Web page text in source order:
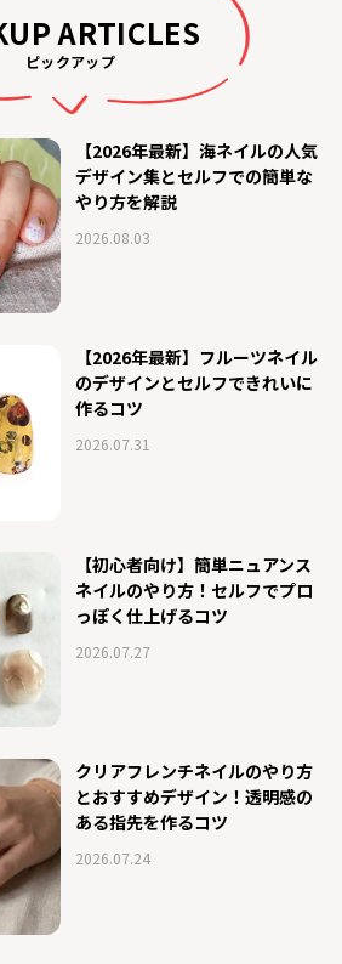
ARTICLES
ピックアップ
【2026年最新】海ネイルの人気
デザイン集とセルフでの簡単な
やり方を解説
2026.08.03
【2026年最新】フルーツネイル
のデザインとセルフできれいに
作るコツ
2026.07.31
【初心者向け】簡単ニュアンス
ネイルのやり方！セルフでプロ
っぽく仕上げるコツ
2026.07.27
クリアフレンチネイルのやり方
とおすすめデザイン！透明感の
ある指先を作るコツ
2026.07.24